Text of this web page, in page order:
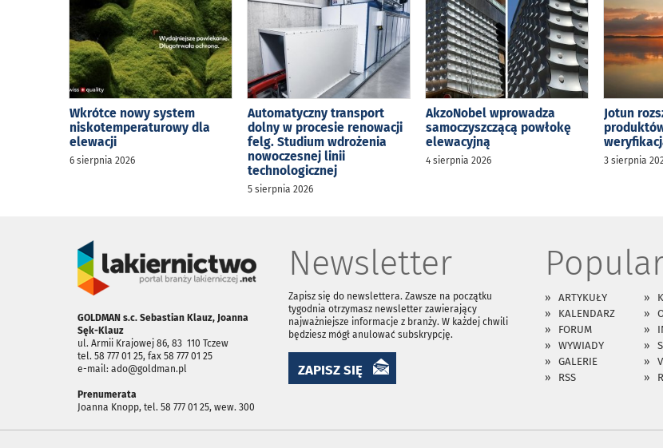
Wkrótce nowy system
niskotemperaturowy dla
elewacji
6 sierpnia 2026
Automatyczny transport
dolny w procesie renowacji
felg. Studium wdrożenia
nowoczesnej linii
technologicznej
5 sierpnia 2026
AkzoNobel wprowadza
samoczyszczącą powłokę
elewacyjną
4 sierpnia 2026
Jotun
3 sierpnia
GOLDMAN s.c. Sebastian Klauz, Joanna
Sęk-Klauz
ul. Armii Krajowej 86, 83 ­ 110 Tczew
tel. 58 777 01 25, fax 58 777 01 25
e-mail: ado@goldman.pl
Prenumerata
Joanna Knopp, tel. 58 777 01 25, wew. 300
Newsletter
Zapisz się do newslettera. Zawsze na początku
tygodnia otrzymasz newsletter zawierający
najważniejsze informacje z branży. W każdej chwili
będziesz mógł anulować subskrypcję.
ZAPISZ SIĘ
ARTYKUŁY
KALENDARZ
FORUM
WYWIADY
GALERIE
RSS